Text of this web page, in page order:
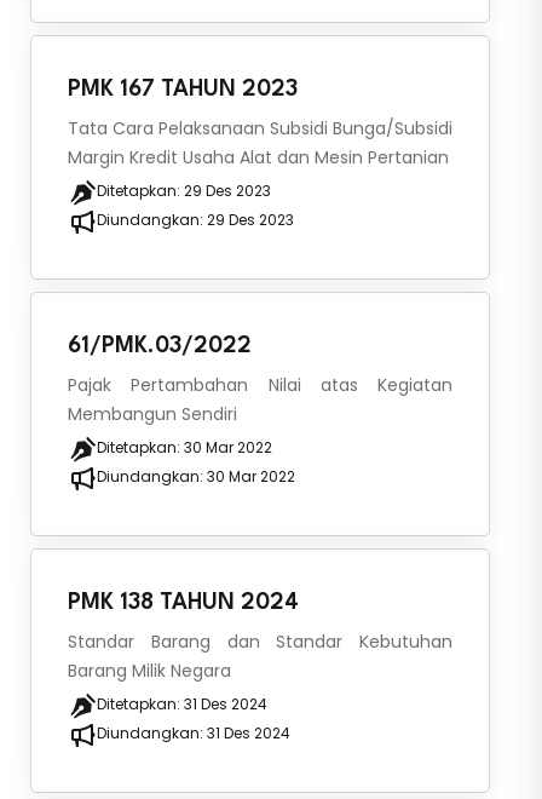
PMK 167 TAHUN 2023
Tata Cara Pelaksanaan Subsidi Bunga/Subsidi
Margin Kredit Usaha Alat dan Mesin Pertanian
Ditetapkan: 29 Des 2023
Diundangkan: 29 Des 2023
61/PMK.03/2022
Pajak Pertambahan Nilai atas Kegiatan
Membangun Sendiri
Ditetapkan: 30 Mar 2022
Diundangkan: 30 Mar 2022
PMK 138 TAHUN 2024
Standar Barang dan Standar Kebutuhan
Barang Milik Negara
Ditetapkan: 31 Des 2024
Diundangkan: 31 Des 2024